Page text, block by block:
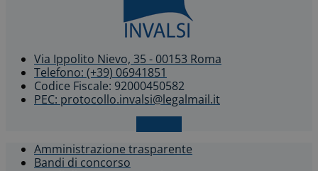
Via Ippolito Nievo, 35 - 00153 Roma
Telefono: (+39) 06941851
Codice Fiscale: 92000450582
PEC: protocollo.invalsi@legalmail.it
Amministrazione trasparente
Bandi di concorso